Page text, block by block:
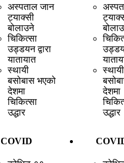
अस्पताल जान
ट्याक्सी
बोलाउने
चिकित्सा
उड्डयन द्वारा
यातायात
स्थायी
बसोबास भएको
देशमा
चिकित्सा
उद्धार
COVID
स्थायी
देशमा
उद्धार